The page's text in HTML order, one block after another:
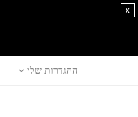
ההגדרות שלי
x